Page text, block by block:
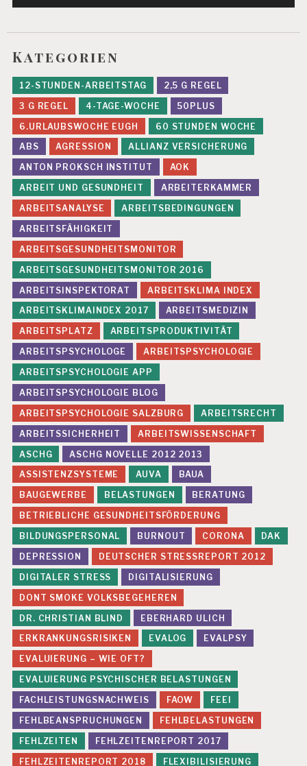
Kategorien
12-STUNDEN-ARBEITSTAG
2,5 G REGEL
3 G REGEL
4-TAGE-WOCHE
50PLUS
6.URLAUBSWOCHE EUGH
60 STUNDEN WOCHE
ABS
AGRESSION
ALLIANZ VERSICHERUNG
ANTON PROKSCH INSTITUT
AOK
ARBEIT UND GESUNDHEIT
ARBEITERKAMMER
ARBEITSANALYSE
ARBEITSBEDINGUNGEN
ARBEITSFÄHIGKEIT
ARBEITSGESUNDHEITSMONITOR
ARBEITSGESUNDHEITSMONITOR 2016
ARBEITSINSPEKTORAT
ARBEITSKLIMA INDEX
ARBEITSKLIMAINDEX 2017
ARBEITSMEDIZIN
ARBEITSPLATZ
ARBEITSPRODUKTIVITÄT
ARBEITSPSYCHOLOGE
ARBEITSPSYCHOLOGIE
ARBEITSPSYCHOLOGIE APP
ARBEITSPSYCHOLOGIE BLOG
ARBEITSPSYCHOLOGIE SALZBURG
ARBEITSRECHT
ARBEITSSICHERHEIT
ARBEITSWISSENSCHAFT
ASCHG
ASCHG NOVELLE 2012 2013
ASSISTENZSYSTEME
AUVA
BAUA
BAUGEWERBE
BELASTUNGEN
BERATUNG
BETRIEBLICHE GESUNDHEITSFÖRDERUNG
BILDUNGSPERSONAL
BURNOUT CORONA
DAK
DEPRESSION
DEUTSCHER STRESSREPORT 2012
DIGITALER STRESS
DIGITALISIERUNG
DONT SMOKE VOLKSBEGEHEREN
DR. CHRISTIAN BLIND
EBERHARD ULICH
ERKRANKUNGSRISIKEN
EVALOG
EVALPSY
EVALUIERUNG – WIE OFT?
EVALUIERUNG PSYCHISCHER BELASTUNGEN
FACHLEISTUNGSNACHWEIS
FAOW
FEEI
FEHLBEANSPRUCHUNGEN
FEHLBELASTUNGEN
FEHLZEITEN
FEHLZEITENREPORT 2017
FEHLZEITENREPORT 2018
FLEXIBILISIERUNG